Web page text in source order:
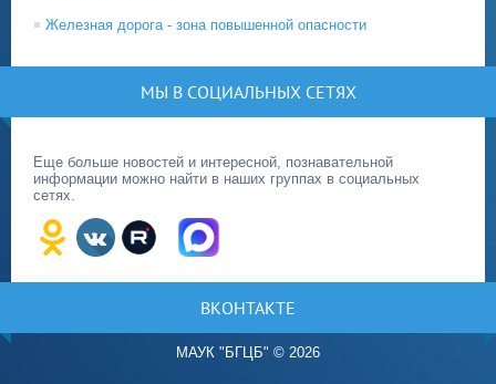
Железная дорога - зона повышенной опасности
МЫ В СОЦИАЛЬНЫХ СЕТЯХ
Еще больше новостей и интересной, познавательной
информации можно найти в наших группах в социальных
сетях.
ВКОНТАКТЕ
МАУК "БГЦБ" © 2026